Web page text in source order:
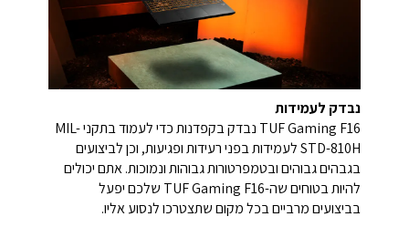
נבדק לעמידות
TUF Gaming F16 נבדק בקפדנות כדי לעמוד בתקני MIL-
STD-810H לעמידות בפני רעידות ופגיעות, וכן לביצועים
בגבהים גבוהים ובטמפרטורות גבוהות ונמוכות. אתם יכולים
להיות בטוחים שה-TUF Gaming F16 שלכם יפעל
בביצועים מרביים בכל מקום שתצטרכו לנסוע אליו.